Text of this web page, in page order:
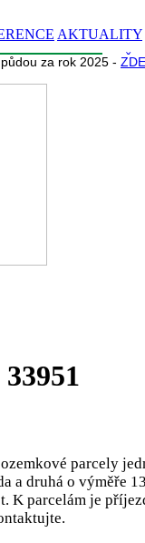
AKTUALITY
za rok 2025 - ZDE
INFORMACENAŠE
za rok 2025 - ZDE
parcely
a druhá o výměře
K parcelám je